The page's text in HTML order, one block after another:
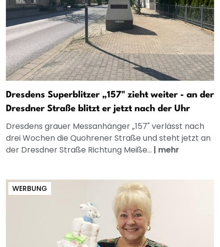
Dresdens Superblitzer „157" zieht weiter - an der
Dresdner Straße blitzt er jetzt nach der Uhr
Dresdens grauer Messanhänger „157" verlässt nach
drei Wochen die Quohrener Straße und steht jetzt an
der Dresdner Straße Richtung Meiße... | mehr
WERBUNG